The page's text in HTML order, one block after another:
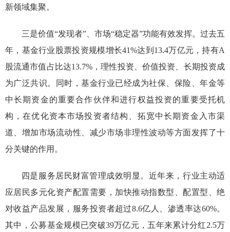
新领域集聚。
三是价值“发现者”、市场“稳定器”功能有效发挥。过去五
年，基金行业股票投资规模增长41%达到 13.4万亿元 ，持有A
股流通市值占比达13.7%，理性投资、价值投资、长期投资成
为广泛共识。同时，基金行业已经成为社保、保险、年金等
中长期资金的重要合作伙伴和进行权益投资的重要受托机
构，在优化资本市场投资者结构、拓宽中长期资金入市渠
道、增加市场流动性、减少市场非理性波动等方面发挥了十
分关键的作用。
四是服务居民财富管理成效明显。 近年来，行业主动适
应居民多元化资产配置需要，加快推动指数型、配置型、绝
对收益产品发展， 服务投资者超过8.6亿人 、渗透率达60%。
其中，公募基金规模已突破39万亿元，五年来累计分红2.5万